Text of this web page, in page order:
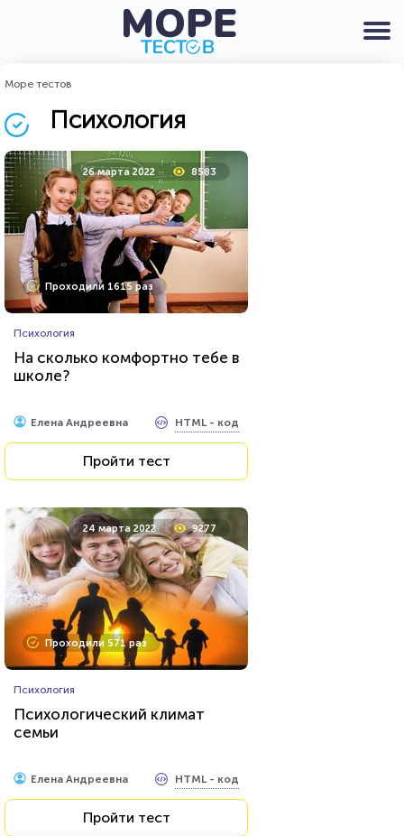
Море тестов
Психология
26 марта 2022 8583
Проходили 1615 раз
Психология
На сколько комфортно тебе в
школе?
Елена Андреевна HTML - код
Пройти тест
24 марта 2022 9277
Проходили 571 раз
Психология
Психологический климат
семьи
Елена Андреевна HTML - код
Пройти тест